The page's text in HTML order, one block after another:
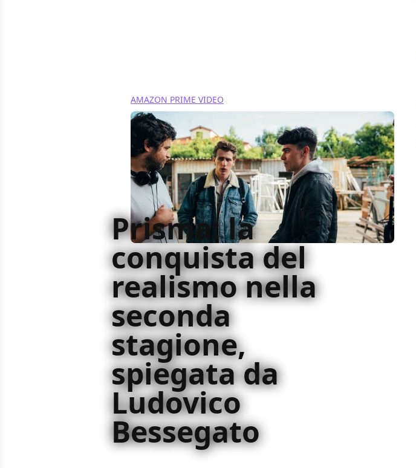
AMAZON PRIME VIDEO
Prisma: la
conquista del
realismo nella
seconda
stagione,
spiegata da
Ludovico
Bessegato
Nella nostra intervista Ludovico Bessegato ci ha spiegato il